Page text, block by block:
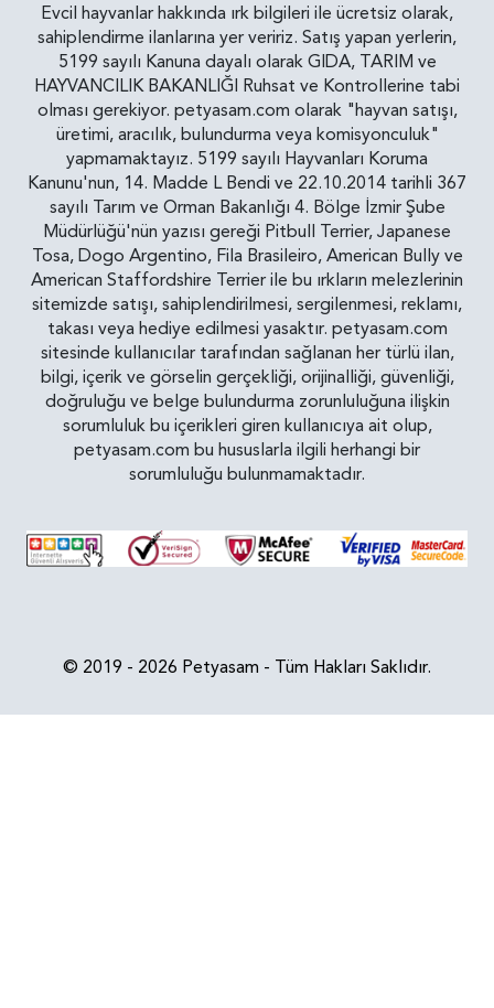
Evcil hayvanlar hakkında ırk bilgileri ile ücretsiz olarak,
sahiplendirme ilanlarına yer veririz. Satış yapan yerlerin,
5199 sayılı Kanuna dayalı olarak GIDA, TARIM ve
HAYVANCILIK BAKANLIĞI Ruhsat ve Kontrollerine tabi
olması gerekiyor. petyasam.com olarak "hayvan satışı,
üretimi, aracılık, bulundurma veya komisyonculuk"
yapmamaktayız. 5199 sayılı Hayvanları Koruma
Kanunu'nun, 14. Madde L Bendi ve 22.10.2014 tarihli 367
sayılı Tarım ve Orman Bakanlığı 4. Bölge İzmir Şube
Müdürlüğü'nün yazısı gereği Pitbull Terrier, Japanese
Tosa, Dogo Argentino, Fila Brasileiro, American Bully ve
American Staffordshire Terrier ile bu ırkların melezlerinin
sitemizde satışı, sahiplendirilmesi, sergilenmesi, reklamı,
takası veya hediye edilmesi yasaktır. petyasam.com
sitesinde kullanıcılar tarafından sağlanan her türlü ilan,
bilgi, içerik ve görselin gerçekliği, orijinalliği, güvenliği,
doğruluğu ve belge bulundurma zorunluluğuna ilişkin
sorumluluk bu içerikleri giren kullanıcıya ait olup,
petyasam.com bu hususlarla ilgili herhangi bir
sorumluluğu bulunmamaktadır.
© 2019 - 2026 Petyasam - Tüm Hakları Saklıdır.